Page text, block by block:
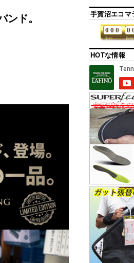
ド。 手賀沼エコマ
days
0 0 0 0
HOTな情報